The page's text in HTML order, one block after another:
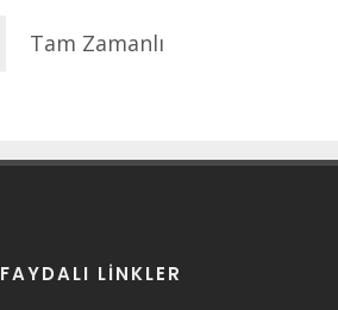
Tam Zamanlı
FAYDALI LINKLER